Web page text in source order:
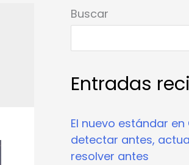
Buscar
Entradas
El nuevo estándar en
detectar antes,
resolver antes